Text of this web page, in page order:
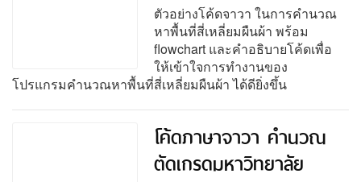
ตัวอย่างโค้ดจาวา ในการคำนวณ
หาพื้นที่สี่เหลี่ยมผืนผ้า พร้อม
flowchart และคำอธิบายโค้ดเพื่อ
ให้เข้าใจการทำงานของ
โปรแกรมคำนวณหาพื้นที่สี่เหลี่ยมผืนผ้า ได้ดียิ่งขึ้น
โค้ดภาษาจาวา คำนวณ
ตัดเกรดมหาวิทยาลัย